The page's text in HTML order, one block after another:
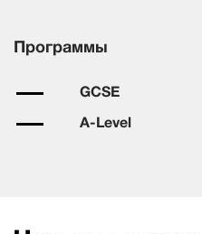
Программы
GCSE
A-Level